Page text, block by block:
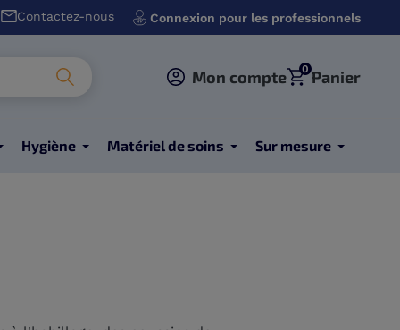
Contactez-nous Connexion pour les professionnels
Mon compte 0 Panier
Hygiène Matériel de soins Sur mesure